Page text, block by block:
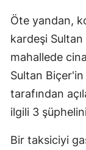
Öte yandan,
kardeşi Sultan
mahallede
Sultan Biçer'in
tarafından
ilgili 3
Bir taksiciyi